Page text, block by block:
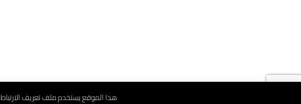
هذا الموقع يستخدم ملف تعريف الارتباط Cookie للمزيد من المعلومات اقرأ